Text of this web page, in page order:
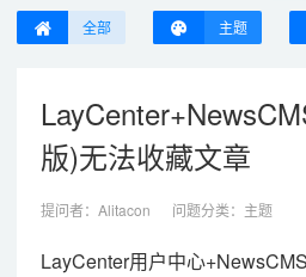
全部 主题
版)无法收藏文章
提问者： Alitacon 问题分类： 主题
LayCenter用户中心+NewsCMS